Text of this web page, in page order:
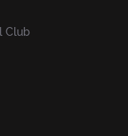
Club